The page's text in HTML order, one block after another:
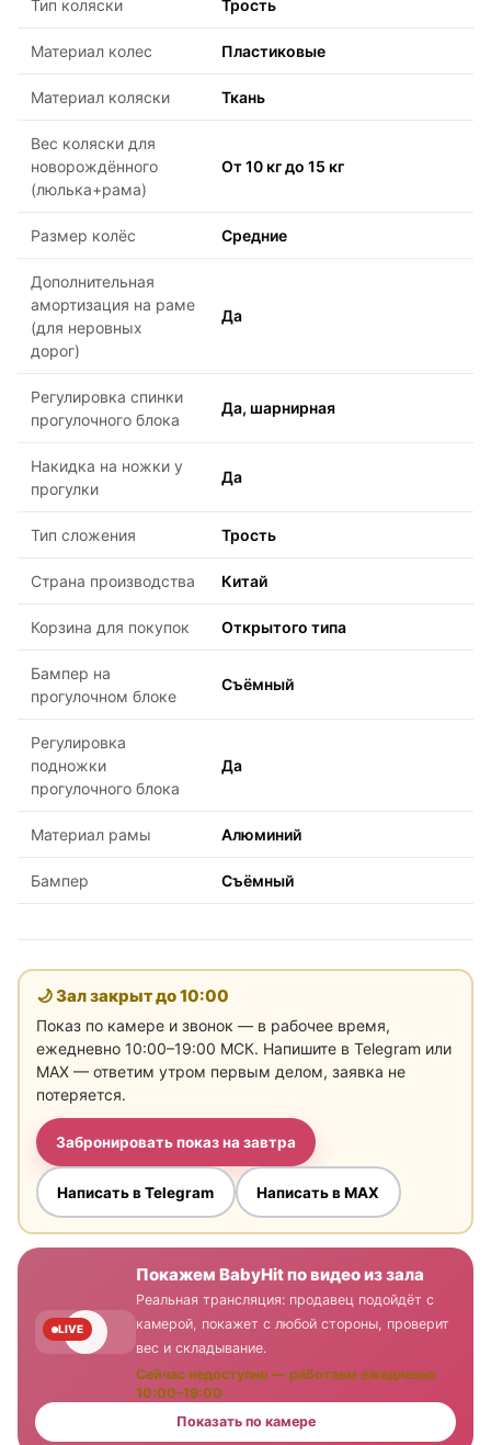
Тип коляски Трость
Материал колес Пластиковые
Материал коляски Ткань
Вес коляски для
новорождённого
(люлька+рама)
От 10 кг до 15 кг
Размер колёс Средние
Дополнительная
амортизация на раме
(для неровных
дорог)
Да
Регулировка спинки
прогулочного блока
Да, шарнирная
Накидка на ножки у
прогулки
Да
Тип сложения Трость
Страна производства Китай
Корзина для покупок Открытого типа
Бампер на
прогулочном блоке
Съёмный
Регулировка
подножки
прогулочного блока
Да
Материал рамы Алюминий
Бампер Съёмный
🌙 Зал закрыт до10:00
Показ по камере и звонок — в рабочее время,
ежедневно 10:00–19:00 МСК. Напишите в Telegram или
MAX — ответим утром первым делом, заявка не
потеряется.
Забронировать показ на завтра
Написать в Telegram Написать в MAX
LIVE
Покажем BabyHit по видео из зала
Реальная трансляция: продавец подойдёт с
камерой, покажет с любой стороны, проверит
вес и складывание.
Сейчас недоступно — работаем ежедневно
10:00–19:00
Показать по камере